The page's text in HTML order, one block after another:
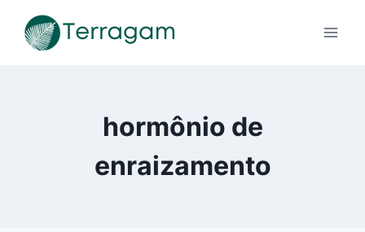
para
hormônio de
enraizamento